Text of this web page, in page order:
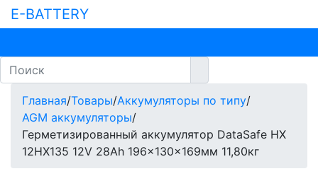
E-BATTERY
Главная/Товары/Аккумуляторы по типу/
AGM аккумуляторы/
Герметизированный аккумулятор DataSafe HX
12HX135 12V 28Ah 196x130x169мм 11,80кг